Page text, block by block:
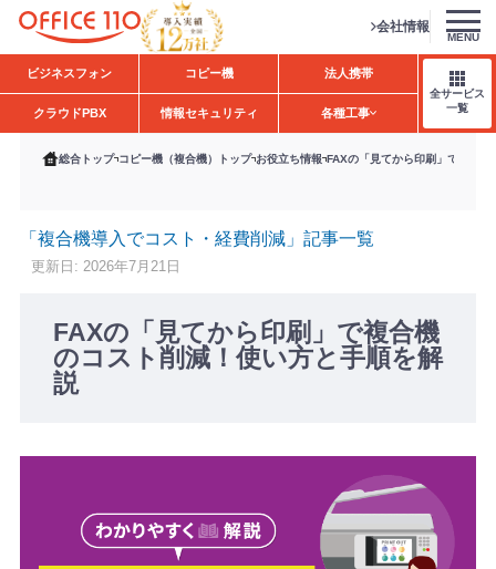
H
o
会社情報
MENU
ビジネスフォン コピー機 法人携帯
クラウドPBX 情報セキュリティ 各種工事
全サービス
一覧
総合トップ コピー機（複合機）トップ お役立ち情報 FAXの「見てから印刷」で複合
「複合機導入でコスト・経費削減」記事一覧
更新日: 2026年7月21日
FAXの「見てから印刷」で複合機
のコスト削減！使い方と手順を解
説